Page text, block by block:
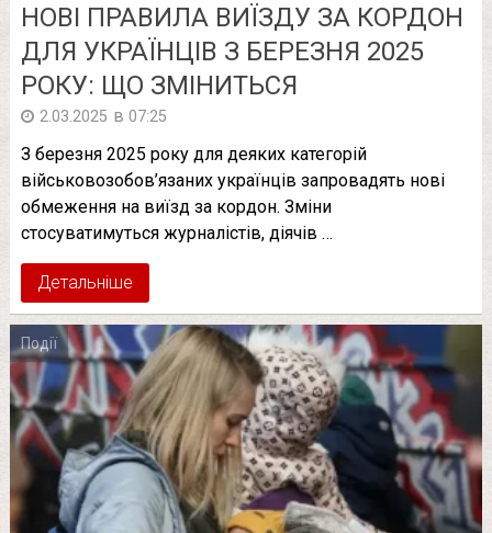
НОВІ ПРАВИЛА ВИЇЗДУ ЗА КОРДОН
ДЛЯ УКРАЇНЦІВ З БЕРЕЗНЯ 2025
РОКУ: ЩО ЗМІНИТЬСЯ
2.03.2025 в 07:25
З березня 2025 року для деяких категорій
військовозобов’язаних українців запровадять нові
обмеження на виїзд за кордон. Зміни
стосуватимуться журналістів, діячів …
Детальніше
Події